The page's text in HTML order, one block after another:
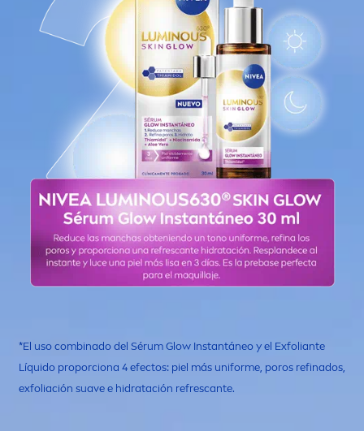
*El uso combinado del Sérum Glow Instantáneo y el Exfoliante
Líquido proporciona 4 efectos: piel más uniforme, poros refinados,
exfoliación suave e hidratación refrescante.